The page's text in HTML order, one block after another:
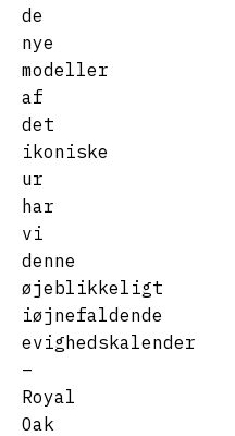
de
nye
modeller
af
det
ikoniske
ur
har
vi
denne
øjeblikkeligt
iøjnefaldende
evighedskalender
–
Royal
Oak